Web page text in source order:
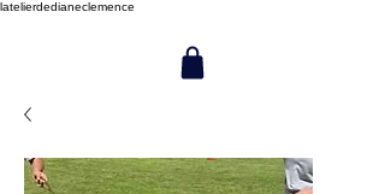
latelierdedianeclemence